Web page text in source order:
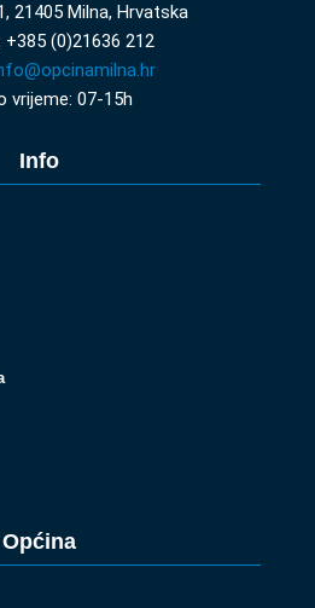
21405 Milna, Hrvatska
(0)21636 212
vrijeme: 07-15h
Info
Općina